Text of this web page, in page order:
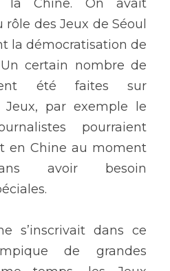
la Chine. On avait
des Jeux de Séoul
la démocratisation de
certain nombre de
été faites sur
Jeux, par exemple le
pourraient
en Chine au moment
avoir besoin
s’inscrivait dans ce
de grandes